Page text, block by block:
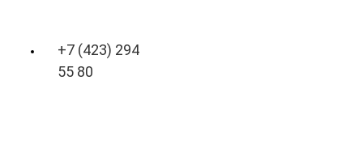
+7 (423) 294
55 80